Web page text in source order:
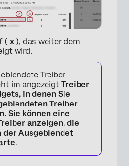
( x ), das weiter dem
wird.
Treiber
im angezeigt Treiber
in denen Sie
Treiber
Sie können eine
anzeigen, die
der Ausgeblendet